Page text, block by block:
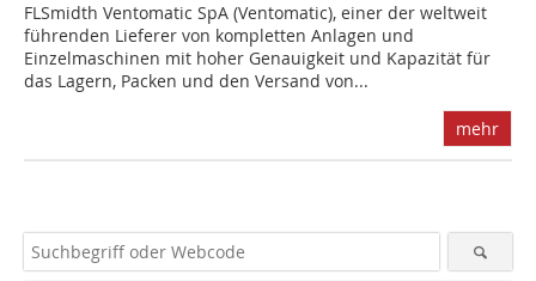
FLSmidth Ventomatic SpA (Ventomatic), einer der weltweit
führenden Lieferer von kompletten Anlagen und
Einzelmaschinen mit hoher Genauigkeit und Kapazität für
das Lagern, Packen und den Versand von...
mehr